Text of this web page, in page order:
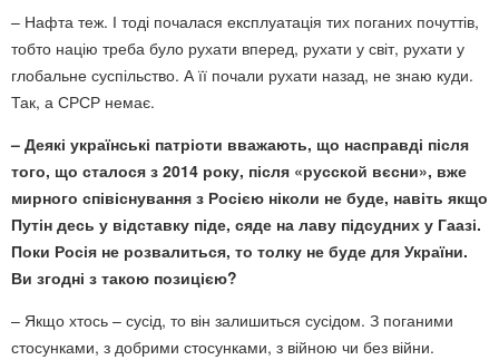
– Нафта теж. І тоді почалася експлуатація тих поганих почуттів,
тобто націю треба було рухати вперед, рухати у світ, рухати у
глобальне суспільство. А її почали рухати назад, не знаю куди.
Так, а СРСР немає.
– Деякі українські патріоти вважають, що насправді після
того, що сталося з 2014 року, після «русской вєсни», вже
мирного співіснування з Росією ніколи не буде, навіть якщо
Путін десь у відставку піде, сяде на лаву підсудних у Гаазі.
Поки Росія не розвалиться, то толку не буде для України.
Ви згодні з такою позицією?
– Якщо хтось – сусід, то він залишиться сусідом. З поганими
стосунками, з добрими стосунками, з війною чи без війни.